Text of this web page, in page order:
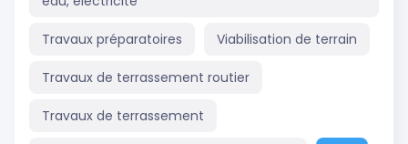
Travaux préparatoires Viabilisation de terrain
Travaux de terrassement routier
Travaux de terrassement